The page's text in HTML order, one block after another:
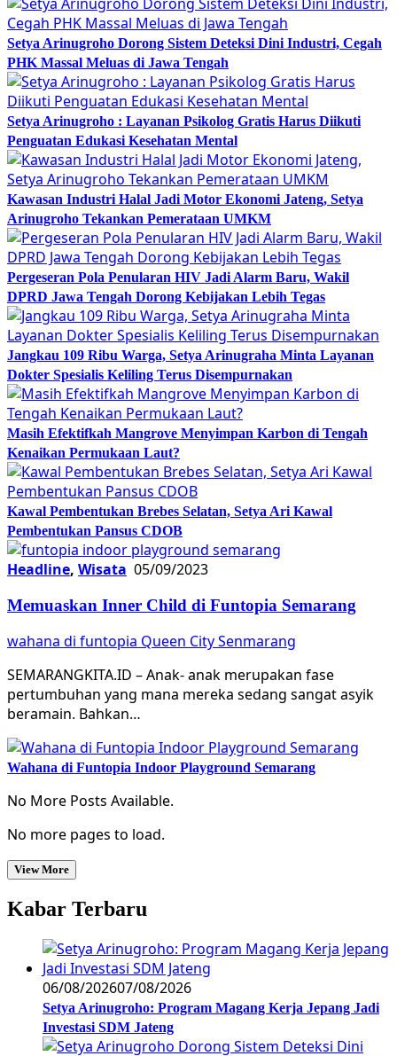
Setya Arinugroho Dorong Sistem Deteksi Dini Industri, Cegah
PHK Massal Meluas di Jawa Tengah
Setya Arinugroho : Layanan Psikolog Gratis Harus Diikuti
Penguatan Edukasi Kesehatan Mental
Kawasan Industri Halal Jadi Motor Ekonomi Jateng, Setya
Arinugroho Tekankan Pemerataan UMKM
Pergeseran Pola Penularan HIV Jadi Alarm Baru, Wakil
DPRD Jawa Tengah Dorong Kebijakan Lebih Tegas
Jangkau 109 Ribu Warga, Setya Arinugraha Minta Layanan
Dokter Spesialis Keliling Terus Disempurnakan
Masih Efektifkah Mangrove Menyimpan Karbon di Tengah
Kenaikan Permukaan Laut?
Kawal Pembentukan Brebes Selatan, Setya Ari Kawal
Pembentukan Pansus CDOB
Headline, Wisata 05/09/2023
Memuaskan Inner Child di Funtopia Semarang
wahana di funtopia Queen City Senmarang
SEMARANGKITA.ID – Anak- anak merupakan fase
pertumbuhan yang mana mereka sedang sangat asyik
beramain. Bahkan…
Wahana di Funtopia Indoor Playground Semarang
No More Posts Available.
No more pages to load.
View More
Kabar Terbaru
06/08/202607/08/2026
Setya Arinugroho: Program Magang Kerja Jepang Jadi
Investasi SDM Jateng